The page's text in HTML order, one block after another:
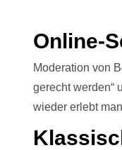
Online-
Moderation von
gerecht werden“
wieder erlebt